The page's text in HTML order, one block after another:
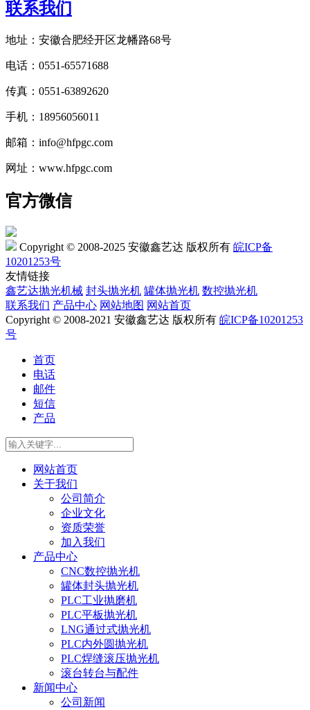
联系我们
地址：安徽合肥经开区龙幡路68号
电话：0551-65571688
传真：0551-63892620
手机：18956056011
邮箱：info@hfpgc.com
网址：www.hfpgc.com
官方微信
Copyright © 2008-2025 安徽鑫艺达 版权所有 皖ICP备
10201253号
友情链接
鑫艺达抛光机械 封头抛光机 罐体抛光机 数控抛光机
联系我们 产品中心 网站地图 网站首页
Copyright © 2008-2021 安徽鑫艺达 版权所有 皖ICP备10201253
号
首页
电话
邮件
短信
产品
网站首页
关于我们
公司简介
企业文化
资质荣誉
加入我们
产品中心
CNC数控抛光机
罐体封头抛光机
PLC工业抛磨机
PLC平板抛光机
LNG通过式抛光机
PLC内外圆抛光机
PLC焊缝滚压抛光机
滚台转台与配件
新闻中心
公司新闻